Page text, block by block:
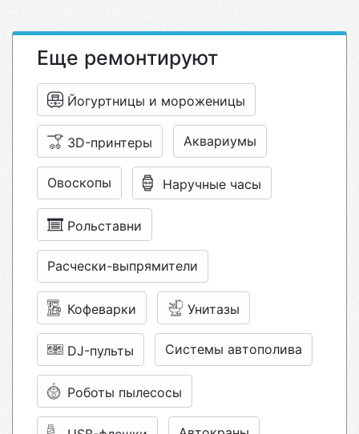
Еще ремонтируют
Йогуртницы и мороженицы
3D-принтеры Аквариумы
Овоскопы Наручные часы
Рольставни
Расчески-выпрямители
Кофеварки Унитазы
DJ-пульты Системы автополива
Роботы пылесосы